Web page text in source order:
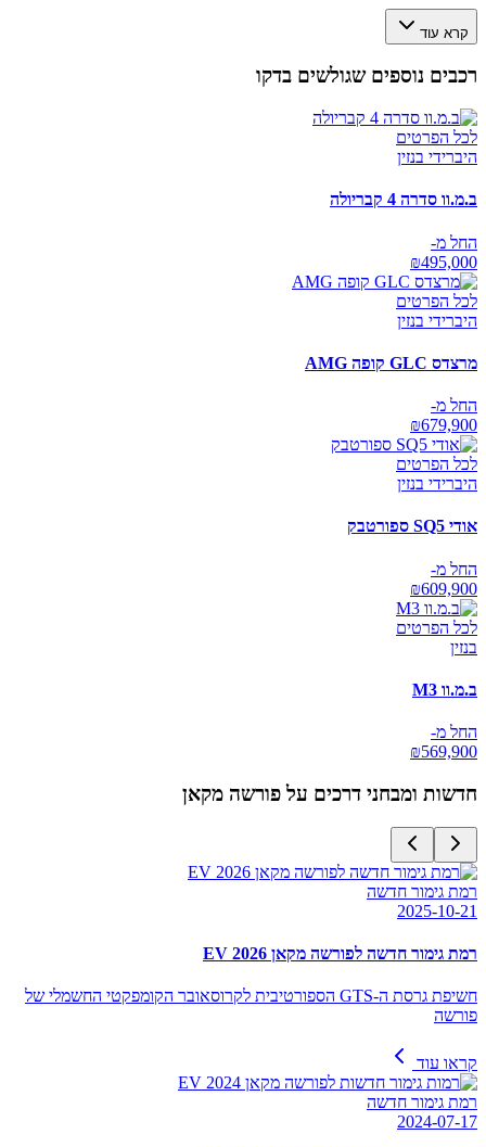
קרא עוד
רכבים נוספים שגולשים בדקו
לכל הפרטים
היברידי בנזין
ב.מ.וו סדרה 4 קבריולה
החל מ-
₪495,000
לכל הפרטים
היברידי בנזין
מרצדס GLC קופה AMG
החל מ-
₪679,900
לכל הפרטים
היברידי בנזין
אודי SQ5 ספורטבק
החל מ-
₪609,900
לכל הפרטים
בנזין
ב.מ.וו M3
החל מ-
₪569,900
חדשות ומבחני דרכים על פורשה מקאן
רמת גימור חדשה
2025-10-21
רמת גימור חדשה לפורשה מקאן EV 2026
חשיפת גרסת ה-GTS הספורטיבית לקרוסאובר הקומפקטי החשמלי של
פורשה
קראו עוד
רמת גימור חדשה
2024-07-17